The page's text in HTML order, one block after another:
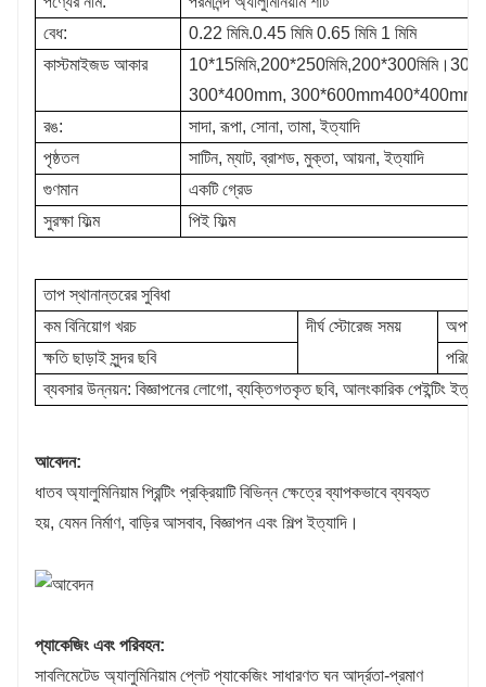
বেধ:
0.22 মিমি.0.45 মিমি 0.65 মিমি 1 মিমি
কাস্টমাইজড আকার
300*400mm,
রঙ:
সাদা, রূপা, সোনা, তামা, ইত্যাদি
পৃষ্ঠতল
সাটিন, ম্যাট, ব্রাশড, মুক্তা, আয়না, ইত্যাদি
গুণমান
একটি গ্রেড
সুরক্ষা ফিল্ম
পিই ফিল্ম
তাপ স্থানান্তরের সুবিধা
কম বিনিয়োগ খরচ
দীর্ঘ স্টোরেজ সময়
ক্ষতি ছাড়াই সুন্দর ছবি
ব্যবসার উন্নয়ন: বিজ্ঞাপনের লোগো, ব্যক্তিগতকৃত ছবি, আলংকারিক পেইন্টিং
আবেদন:
ধাতব অ্যালুমিনিয়াম প্রিন্টিং প্রক্রিয়াটি বিভিন্ন ক্ষেত্রে ব্যাপকভাবে ব্যবহৃত
হয়, যেমন নির্মাণ, বাড়ির আসবাব, বিজ্ঞাপন এবং শিল্প ইত্যাদি।
প্যাকেজিং এবং পরিবহন:
সাবলিমেটেড অ্যালুমিনিয়াম প্লেট প্যাকেজিং সাধারণত ঘন আর্দ্রতা-প্রমাণ